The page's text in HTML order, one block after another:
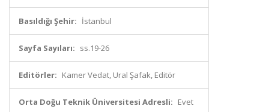
Basıldığı Şehir: İstanbul
Sayfa Sayıları: ss.19-26
Editörler: Kamer Vedat, Ural Şafak, Editör
Orta Doğu Teknik Üniversitesi Adresli: Evet